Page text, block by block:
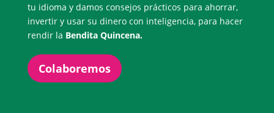
tu idioma y damos consejos prácticos para ahorrar,
invertir y usar su dinero con inteligencia, para hacer
rendir la Bendita Quincena.
Colaboremos